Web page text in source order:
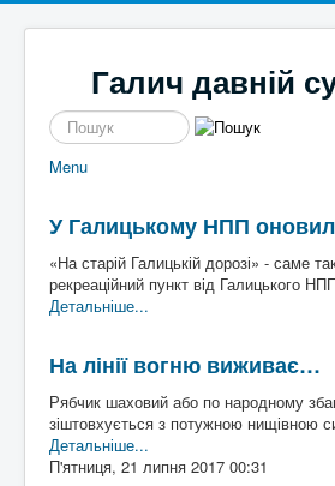
Галич давній
пошук
Menu
ЕкономікаІ сміх і сЛьози
Кримінал
Так сі не робе
Наше містоЧим жиє
СпортТо сила
Культура
ВолонтерствоЧас для інших
Надзвичайні подіїШо сі
ПостатіХто там
Художники
У Галицькому НПП
«На старій Галицькій дорозі» - саме
рекреаційний пункт від Галицького
Детальніше...
На лінії вогню виживає…
Рябчик шаховий або по народному
зіштовхується з потужною нищівною
Детальніше...
П'ятниця, 21 липня 2017 00:31